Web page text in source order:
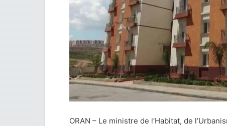
ORAN – Le ministre de l’Habitat, de